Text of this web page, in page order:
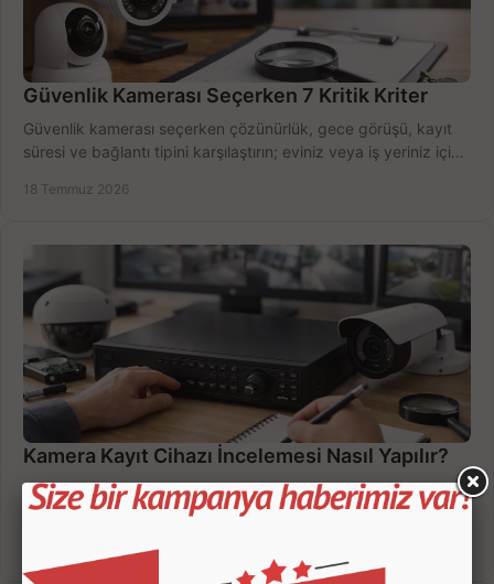
Güvenlik Kamerası Seçerken 7 Kritik Kriter
Güvenlik kamerası seçerken çözünürlük, gece görüşü, kayıt
süresi ve bağlantı tipini karşılaştırın; eviniz veya iş yeriniz için
18 Temmuz 2026
Kamera Kayıt Cihazı İncelemesi Nasıl Yapılır?
Kamera kayıt cihazı incelemesi yaparken kanal sayısı,
çözünürlük, disk kapasitesi ve uzaktan erişimi birlikte